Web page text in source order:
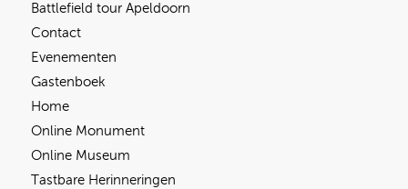
Battlefield tour Apeldoorn
Contact
Evenementen
Gastenboek
Home
Online Monument
Online Museum
Tastbare Herinneringen